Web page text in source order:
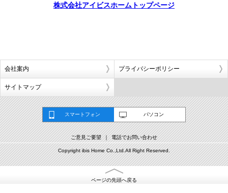
株式会社アイビスホームトップページ
会社案内 プライバシーポリシー
サイトマップ
スマートフォン パソコン
ご意見ご要望 電話でお問い合わせ
Copyright ibis Home Co.,Ltd.All Right Reserved.
ページの先頭へ戻る